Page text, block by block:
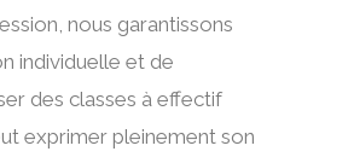
nous garantissons
individuelle et de
des classes à effectif
exprimer pleinement son